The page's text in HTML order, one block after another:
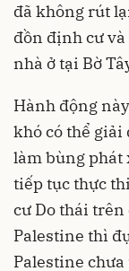
đã không rút
đồn định cư
nhà ở tại Bờ
Hành động
khó có thể giải
làm bùng phát
tiếp tục thực
cư Do thái trên
Palestine thì
Palestine